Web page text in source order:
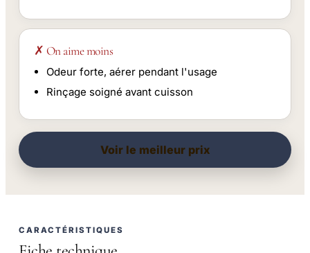
✗ On aime moins
Odeur forte, aérer pendant l'usage
Rinçage soigné avant cuisson
Voir le meilleur prix
CARACTÉRISTIQUES